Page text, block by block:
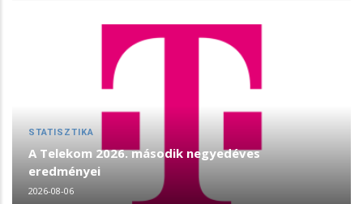
STATISZTIKA
A Telekom 2026. második negyedéves
eredményei
2026-08-06